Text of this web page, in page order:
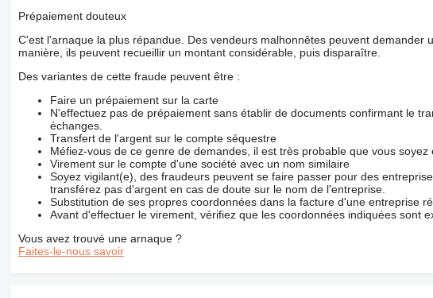
Prépaiement douteux
C'est l'arnaque la plus répandue. Des vendeurs malhonnêtes peuvent
manière, ils peuvent recueillir un montant considérable, puis disparaître.
Des variantes de cette fraude peuvent être :
Faire un prépaiement sur la carte
N'effectuez pas de prépaiement sans établir de documents confirmant le
échanges.
Transfert de l'argent sur le compte séquestre
Méfiez-vous de ce genre de demandes, il est très probable que vous
Virement sur le compte d'une société avec un nom similaire
Soyez vigilant(e), des fraudeurs peuvent se faire passer pour des
transférez pas d'argent en cas de doute sur le nom de l'entreprise.
Substitution de ses propres coordonnées dans la facture d'une entreprise
Avant d'effectuer le virement, vérifiez que les coordonnées indiquées sont
Vous avez trouvé une arnaque ?
Faites-le-nous savoir